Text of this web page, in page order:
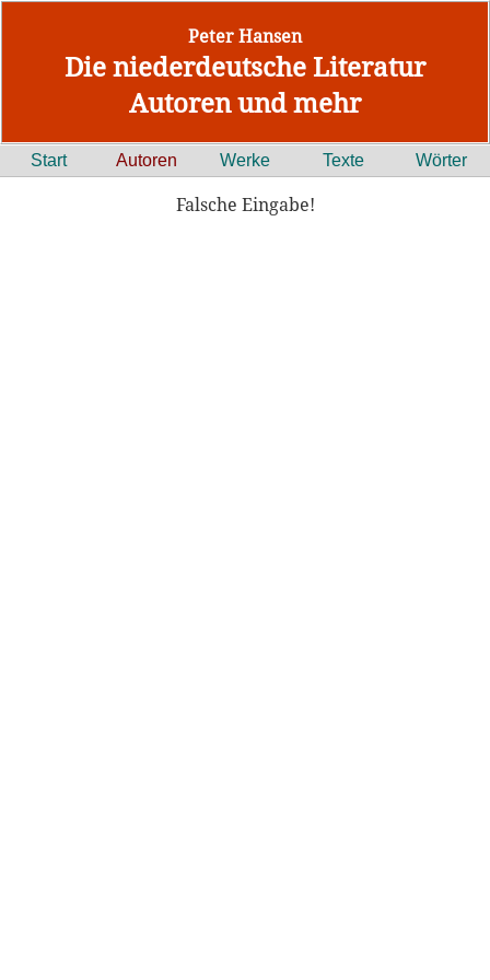
Peter Hansen
Die niederdeutsche Literatur
Autoren und mehr
Start Autoren Werke Texte Wörter
Falsche Eingabe!